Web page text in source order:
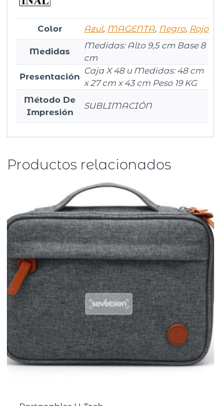
Color Azul, MAGENTA, Negro, Rojo
Medidas
Medidas: Alto 9,5 cm Base 8
cm
Presentación
Caja X 48 u Medidas: 48 cm
x 27 cm x 43 cm Peso 19 KG
Método De
Impresión
SUBLIMACIÓN
Productos relacionados